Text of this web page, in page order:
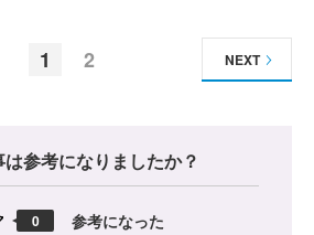
1 2 NEXT
は参考になりましたか？
0 参考になった